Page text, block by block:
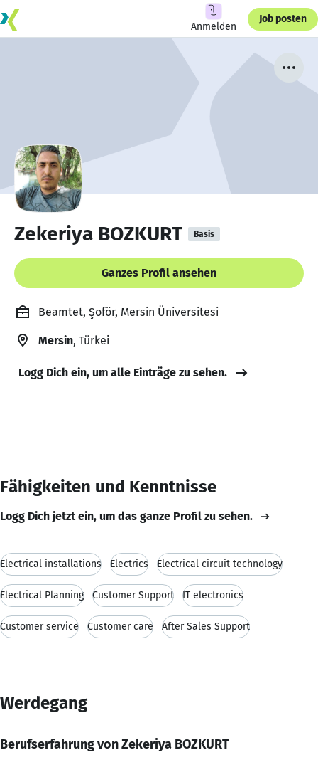
Anmelden
Job posten
Zekeriya BOZKURT Basis
Ganzes Profil ansehen
Beamtet, Şoför, Mersin Üniversitesi
Mersin, Türkei
Logg Dich ein, um alle Einträge zu sehen.
Fähigkeiten und Kenntnisse
Logg Dich jetzt ein, um das ganze Profil zu sehen.
Electrical installations Electrics Electrical circuit technology
Electrical Planning Customer Support IT electronics
Customer service Customer care After Sales Support
Werdegang
Berufserfahrung von Zekeriya BOZKURT